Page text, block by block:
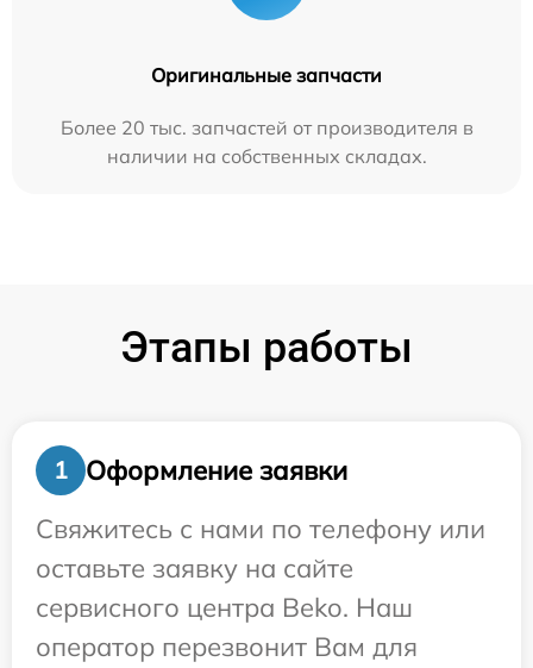
Оригинальные запчасти
Более 20 тыс. запчастей от производителя в
наличии на собственных складах.
Этапы работы
1
Оформление заявки
Свяжитесь с нами по телефону или
оставьте заявку на сайте
сервисного центра Beko. Наш
оператор перезвонит Вам для